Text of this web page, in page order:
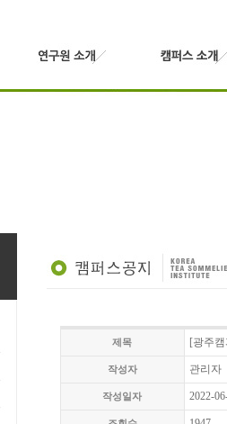
제목 [광주
작성자 관리자
작성일자 2022-